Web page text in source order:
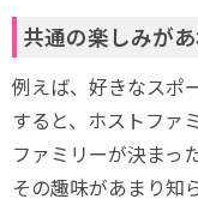
共通の楽しみが
例えば、好きなスポ
すると、ホストファ
ファミリーが決まっ
その趣味があまり知